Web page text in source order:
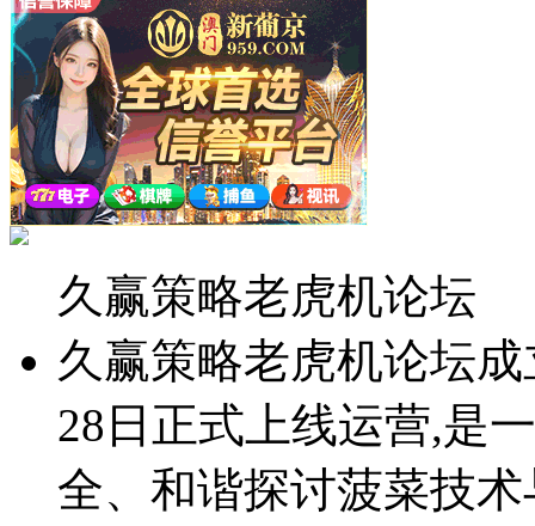
久赢策略老虎机论坛
久赢策略老虎机论坛成
28日正式上线运营,是
全、和谐探讨菠菜技